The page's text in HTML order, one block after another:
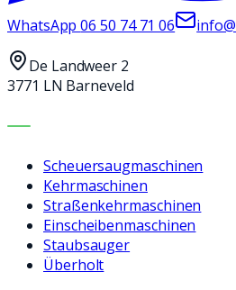
WhatsApp06 50 74 71 06
De Landweer 2
3771 LN Barneveld
MASCHINEN
Scheuersaugmaschinen
Kehrmaschinen
Straßenkehrmaschinen
Einscheibenmaschinen
Staubsauger
Überholt